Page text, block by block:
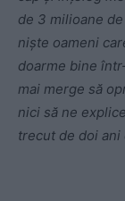
de 3 milioane
nişte oameni
doarme bine
mai merge să
nici să ne
trecut de doi ani